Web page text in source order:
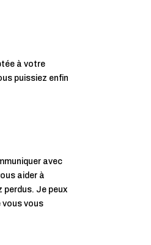
à votre
puissiez enfin
avec
aider à
perdus. Je peux
vous vous